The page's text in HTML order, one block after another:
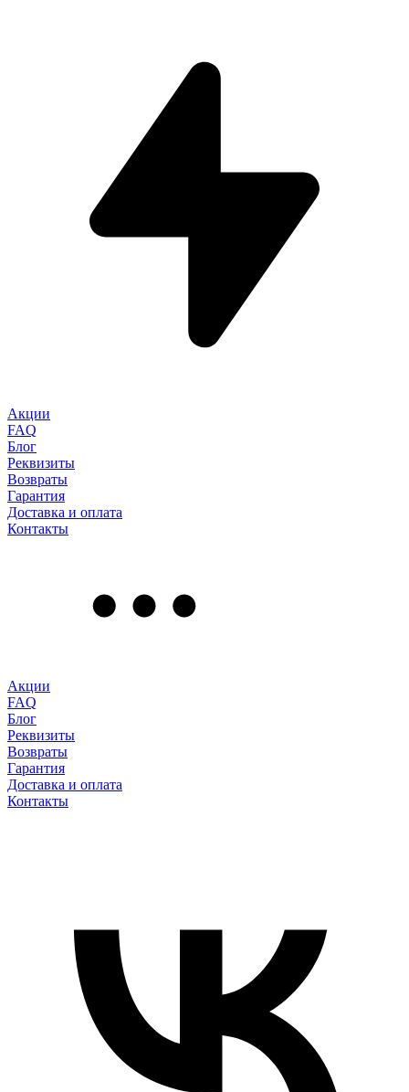
Акции
FAQ
Блог
Реквизиты
Возвраты
Гарантия
Доставка и оплата
Контакты
Акции
FAQ
Блог
Реквизиты
Возвраты
Гарантия
Доставка и оплата
Контакты